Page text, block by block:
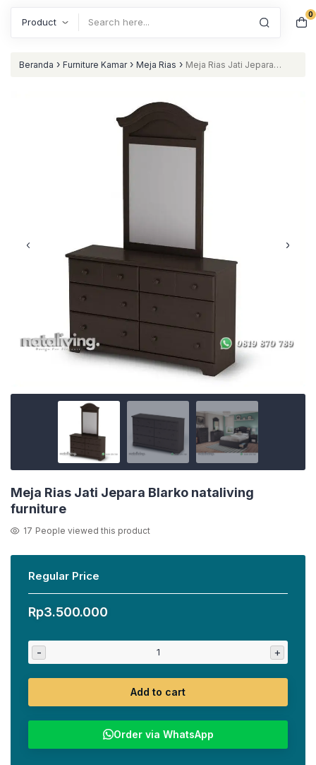
0
Beranda › Furniture Kamar › Meja Rias › Meja Rias Jati Jepara
Meja Rias Jati Jepara Blarko nataliving
furniture
17 People viewed this product
Regular Price
Rp3.500.000
- +
Add to cart
Order via WhatsApp